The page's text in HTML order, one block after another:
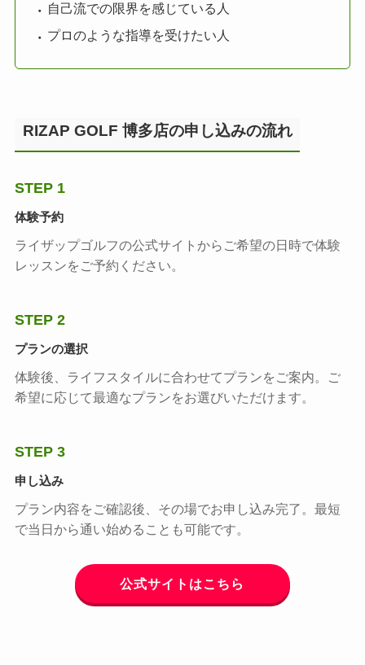
自己流での限界を感じている人
プロのような指導を受けたい人
RIZAP GOLF 博多店の申し込みの流れ
STEP 1
体験予約
ライザップゴルフの公式サイトからご希望の日時で体験
レッスンをご予約ください。
STEP 2
プランの選択
体験後、ライフスタイルに合わせてプランをご案内。ご
希望に応じて最適なプランをお選びいただけます。
STEP 3
申し込み
プラン内容をご確認後、その場でお申し込み完了。最短
で当日から通い始めることも可能です。
公式サイトはこちら